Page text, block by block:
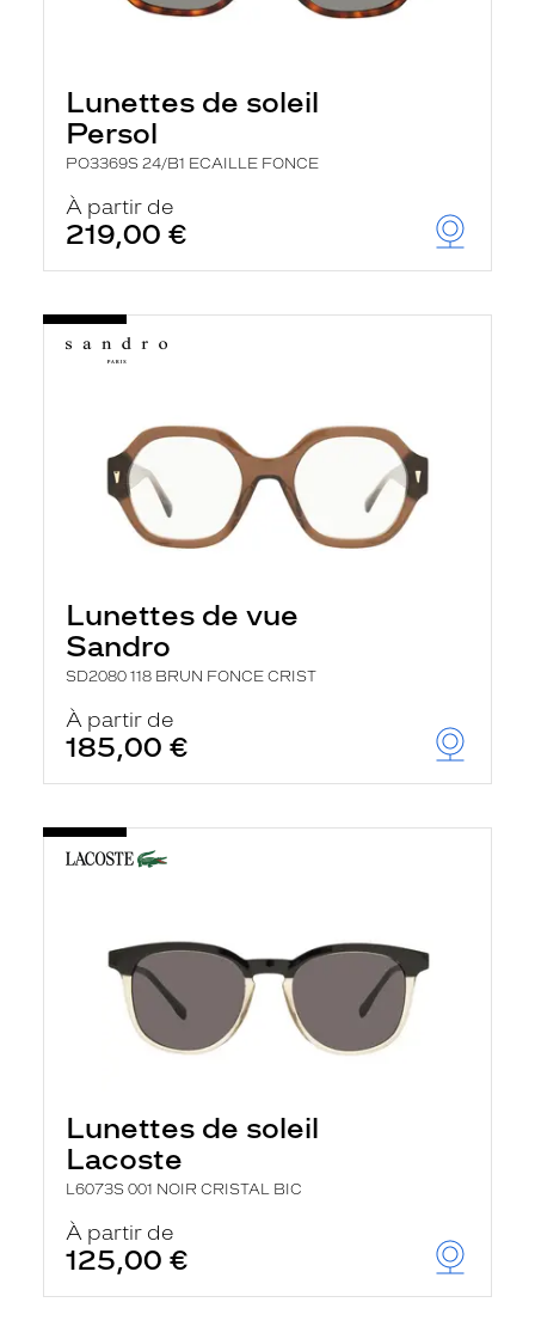
Lunettes de soleil
Persol
PO3369S 24/B1 ECAILLE FONCE
À partir de
219,00 €
Lunettes de vue
Sandro
SD2080 118 BRUN FONCE CRIST
À partir de
185,00 €
Lunettes de soleil
Lacoste
L6073S 001 NOIR CRISTAL BIC
À partir de
125,00 €